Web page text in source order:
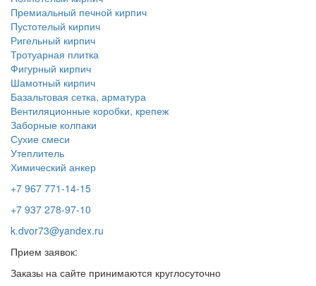
Премиальный печной кирпич
Пустотелый кирпич
Ригельный кирпич
Тротуарная плитка
Фигурный кирпич
Шамотный кирпич
Базальтовая сетка, арматура
Вентиляционные коробки, крепеж
Заборные колпаки
Сухие смеси
Утеплитель
Химический анкер
+7 967 771-14-15
+7 937 278-97-10
k.dvor73@yandex.ru
Прием заявок:
Заказы на сайте принимаются круглосуточно